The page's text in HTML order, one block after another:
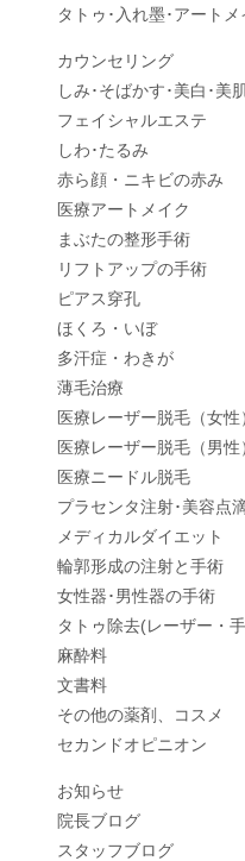
タトゥ･入れ墨･アート
カウンセリング
しみ･そばかす･美白･美
フェイシャルエステ
しわ･たるみ
赤ら顔・ニキビの赤み
医療アートメイク
まぶたの整形手術
リフトアップの手術
ピアス穿孔
ほくろ・いぼ
多汗症・わきが
薄毛治療
医療レーザー脱毛（女性
医療レーザー脱毛（男性
医療ニードル脱毛
プラセンタ注射･美容点
メディカルダイエット
輪郭形成の注射と手術
女性器･男性器の手術
タトゥ除去(レーザー・
麻酔料
文書料
その他の薬剤、コスメ
セカンドオピニオン
お知らせ
院長ブログ
スタッフブログ